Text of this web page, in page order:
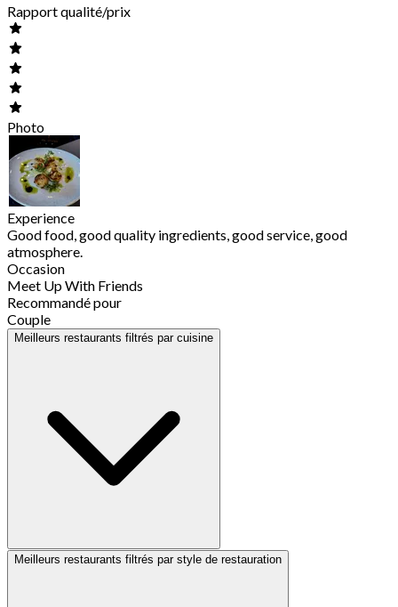
Rapport qualité/prix
Photo
Experience
Good food, good quality ingredients, good service, good
atmosphere.
Occasion
Meet Up With Friends
Recommandé pour
Couple
Meilleurs restaurants filtrés par cuisine
Meilleurs restaurants filtrés par style de restauration